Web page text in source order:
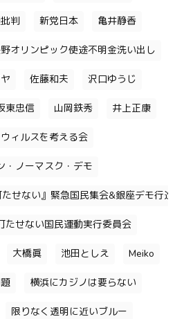
判 新党日本 亀井静香
オリンピック使途不明金洗い出し
佐藤和夫 沢口ゆうじ
東忠信 山岡鉄秀 井上正康
ィルスを考える会
・ノーマスク・デモ
せない』緊急国民集会&銀座デモ行進
たせない国民運動実行委員会
大橋眞 池田としえ Meiko
横浜にカジノは要らない
限りなく透明に近いブルー